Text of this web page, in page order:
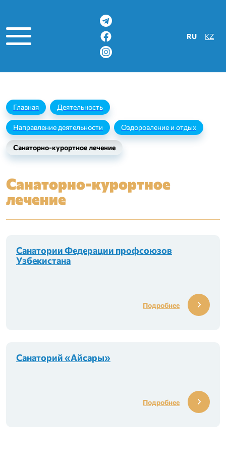
Выберите
RU KZ
Главная Деятельность
Направление деятельности Оздоровление и отдых
Санаторно-курортное лечение
Санаторно-курортное
лечение
Санатории Федерации профсоюзов
Узбекистана
Подробнее
Санаторий «Айсары»
Подробнее